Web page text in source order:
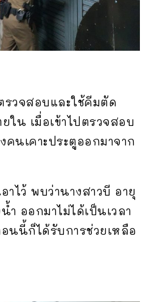
รวจสอบและใช้คีมตัด
ใน เมื่อเข้าไปตรวจสอบ
นเคาะประตูออกมาจาก
ไว้ พบว่านางสาวบี อายุ
ออกมาไม่ได้เป็นเวลา
นนี้ก็ได้รับการช่วยเหลือ